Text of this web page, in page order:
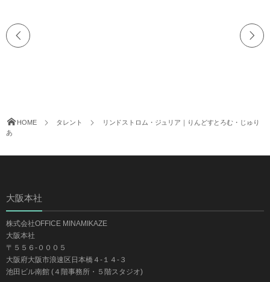
HOME タレント
リンドストロム・ジュリア｜りんどすとろむ・じゅり
あ
大阪本社
株式会社OFFICE MINAMIKAZE
大阪本社
〒５５６-０００５
大阪府大阪市浪速区日本橋４-１４-３
池田ビル南館 (４階事務所・５階スタジオ)